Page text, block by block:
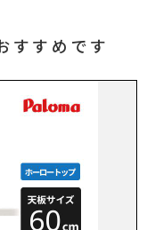
すすめです